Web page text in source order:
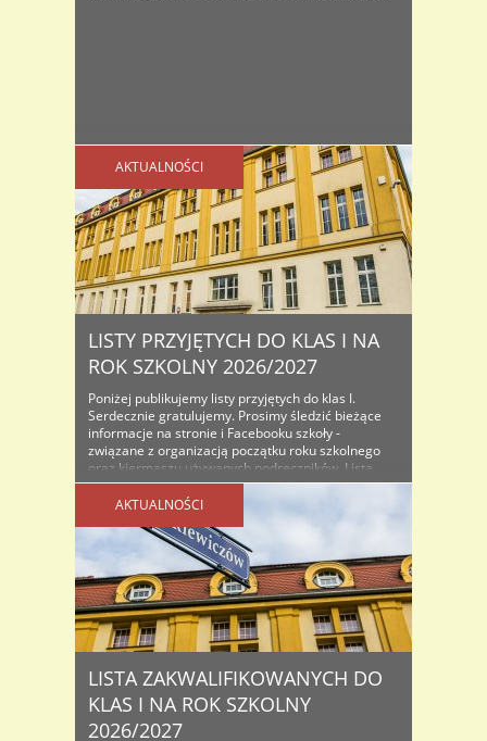
AKTUALNOŚCI
LISTY PRZYJĘTYCH DO KLAS I NA
ROK SZKOLNY 2026/2027
Poniżej publikujemy listy przyjętych do klas I.
Serdecznie gratulujemy. Prosimy śledzić bieżące
informacje na stronie i Facebooku szkoły -
związane z organizacją początku roku szkolnego
oraz kiermaszu używanych podręczników. Lista
osób przyjętych do klas I na rok szkolny...
AKTUALNOŚCI
LISTA ZAKWALIFIKOWANYCH DO
KLAS I NA ROK SZKOLNY
2026/2027